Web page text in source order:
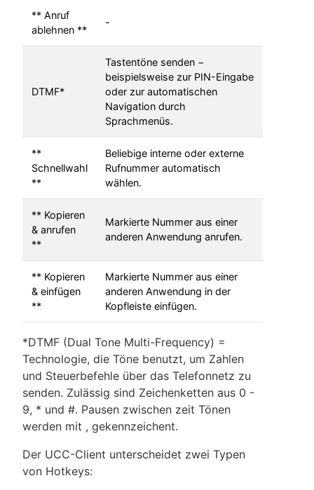
** Anruf
ablehnen **
-
DTMF*
Tastentöne senden −
beispielsweise zur PIN-Eingabe
oder zur automatischen
Navigation durch
Sprachmenüs.
**
Schnellwahl
**
Beliebige interne oder externe
Rufnummer automatisch
wählen.
** Kopieren
& anrufen
**
Markierte Nummer aus einer
anderen Anwendung anrufen.
** Kopieren
& einfügen
**
Markierte Nummer aus einer
anderen Anwendung in der
Kopfleiste einfügen.
*DTMF (Dual Tone Multi-Frequency) =
Technologie, die Töne benutzt, um Zahlen
und Steuerbefehle über das Telefonnetz zu
senden. Zulässig sind Zeichenketten aus 0 -
9, * und #. Pausen zwischen zeit Tönen
werden mit , gekennzeichent.
Der UCC-Client unterscheidet zwei Typen
von Hotkeys: